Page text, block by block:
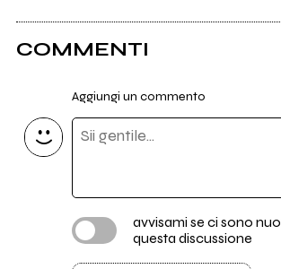
COMMENTI
Aggiungi un commento
avvisami se ci sono
questa discussione